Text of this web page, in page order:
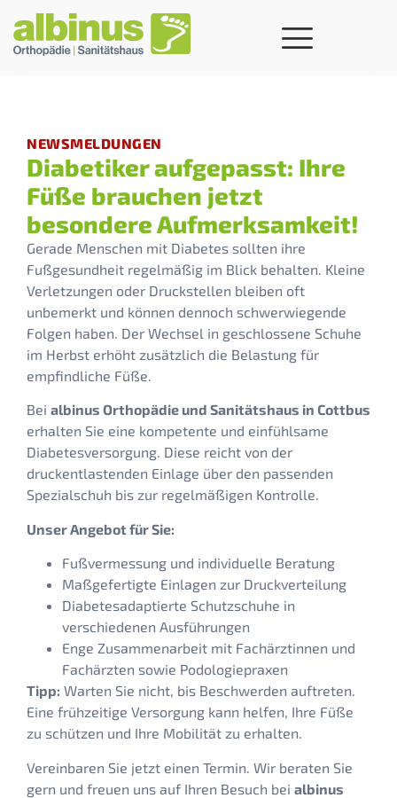
NEWSMELDUNGEN
Diabetiker aufgepasst: Ihre
Füße brauchen jetzt
besondere Aufmerksamkeit!
Gerade Menschen mit Diabetes sollten ihre
Fußgesundheit regelmäßig im Blick behalten. Kleine
Verletzungen oder Druckstellen bleiben oft
unbemerkt und können dennoch schwerwiegende
Folgen haben. Der Wechsel in geschlossene Schuhe
im Herbst erhöht zusätzlich die Belastung für
empfindliche Füße.
Bei albinus Orthopädie und Sanitätshaus in Cottbus
erhalten Sie eine kompetente und einfühlsame
Diabetesversorgung. Diese reicht von der
druckentlastenden Einlage über den passenden
Spezialschuh bis zur regelmäßigen Kontrolle.
Unser Angebot für Sie:
Fußvermessung und individuelle Beratung
Maßgefertigte Einlagen zur Druckverteilung
Diabetesadaptierte Schutzschuhe in
verschiedenen Ausführungen
Enge Zusammenarbeit mit Fachärztinnen und
Fachärzten sowie Podologiepraxen
Tipp: Warten Sie nicht, bis Beschwerden auftreten.
Eine frühzeitige Versorgung kann helfen, Ihre Füße
zu schützen und Ihre Mobilität zu erhalten.
Vereinbaren Sie jetzt einen Termin. Wir beraten Sie
gern und freuen uns auf Ihren Besuch bei albinus